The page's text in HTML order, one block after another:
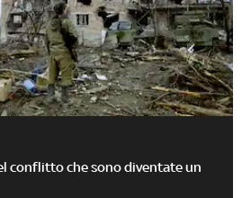
conflitto che sono diventate un